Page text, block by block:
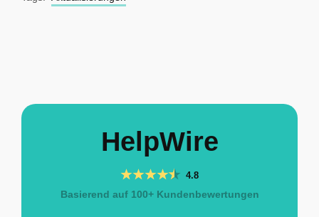
HelpWire
4.8
Basierend auf 100+ Kundenbewertungen